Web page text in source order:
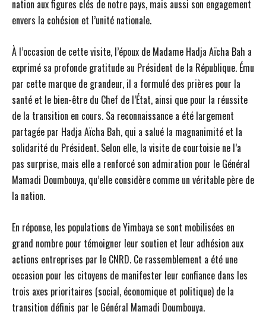
nation aux figures clés de notre pays, mais aussi son engagement
envers la cohésion et l’unité nationale.
À l’occasion de cette visite, l’époux de Madame Hadja Aïcha Bah a
exprimé sa profonde gratitude au Président de la République. Ému
par cette marque de grandeur, il a formulé des prières pour la
santé et le bien-être du Chef de l’État, ainsi que pour la réussite
de la transition en cours. Sa reconnaissance a été largement
partagée par Hadja Aïcha Bah, qui a salué la magnanimité et la
solidarité du Président. Selon elle, la visite de courtoisie ne l’a
pas surprise, mais elle a renforcé son admiration pour le Général
Mamadi Doumbouya, qu’elle considère comme un véritable père de
la nation.
En réponse, les populations de Yimbaya se sont mobilisées en
grand nombre pour témoigner leur soutien et leur adhésion aux
actions entreprises par le CNRD. Ce rassemblement a été une
occasion pour les citoyens de manifester leur confiance dans les
trois axes prioritaires (social, économique et politique) de la
transition définis par le Général Mamadi Doumbouya.